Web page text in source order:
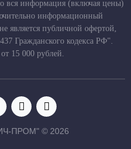
вся информация (включая цены)
информационный
является публичной офертой,
Гражданского кодекса РФ".
15 000 рублей.
ПРОМ" © 2026